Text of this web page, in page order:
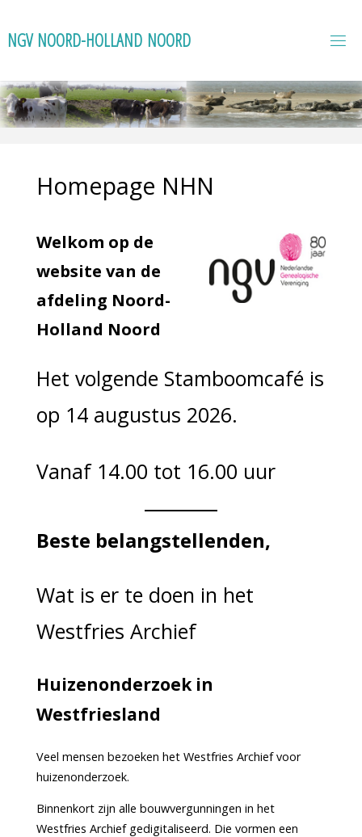
naar
deNGV NOORD-HOLLAND NOORD
Homepage NHN
Welkom op de
website van de
afdeling Noord-
Holland Noord
Het volgende Stamboomcafé is
op 14 augustus 2026.
Vanaf 14.00 tot 16.00 uur
Beste belangstellenden,
Wat is er te doen in het
Westfries Archief
Huizenonderzoek in
Westfriesland
Veel mensen bezoeken het Westfries Archief voor
huizenonderzoek.
Binnenkort zijn alle bouwvergunningen in het
Westfries Archief gedigitaliseerd. Die vormen een